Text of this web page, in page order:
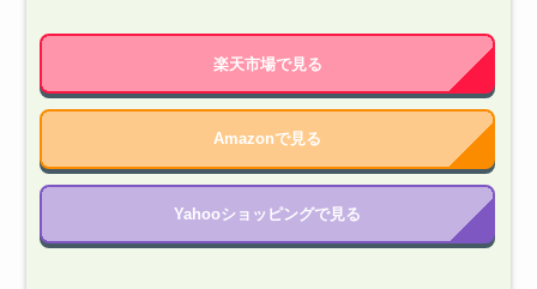
楽天市場で見る
Amazonで見る
Yahooショッピングで見る